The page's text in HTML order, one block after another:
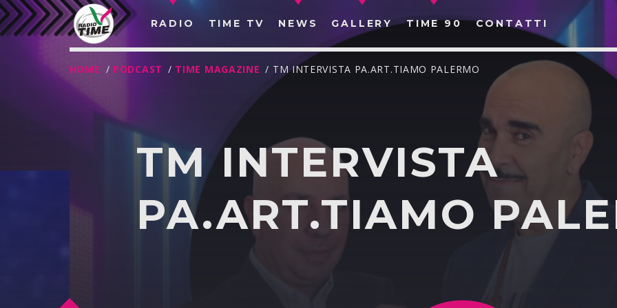
RADIO TIME TV NEWS GALLERY TIME 90 CONTATTI
CERCA NEL SITO WEB:
HOME / PODCAST / TIME MAGAZINE / TM INTERVISTA PA.ART.TIAMO PALERMO
TM INTERVISTA
PA.ART.TIAMO